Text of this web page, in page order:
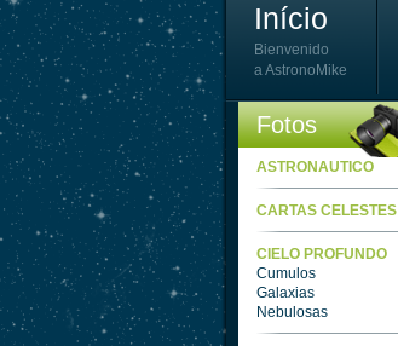
Início
Bienvenido
a AstronoMike
Fotos
ASTRONAUTICO
CARTAS CELESTES
CIELO PROFUNDO
Cumulos
Galaxias
Nebulosas